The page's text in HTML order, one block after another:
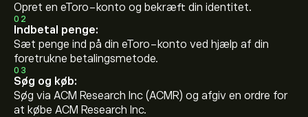
Opret en eToro-konto og bekræft din identitet.
02
Indbetal penge:
Sæt penge ind på din eToro-konto ved hjælp af din
foretrukne betalingsmetode.
03
Søg og køb:
Søg via ACM Research Inc (ACMR) og afgiv en ordre for
at købe ACM Research Inc.